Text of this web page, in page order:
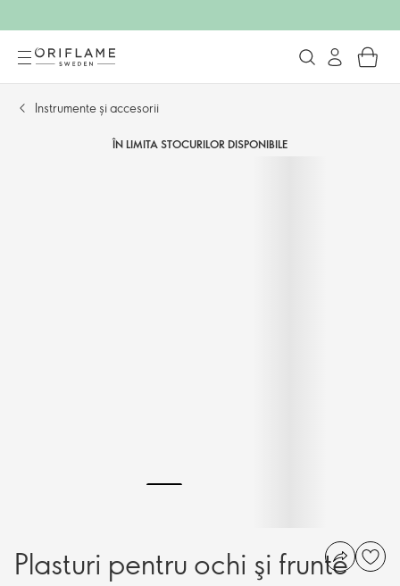
Instrumente și accesorii
ÎN LIMITA STOCURILOR DISPONIBILE
Plasturi pentru ochi şi frunte